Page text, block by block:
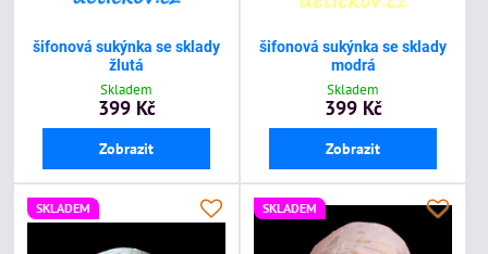
šifonová sukýnka se sklady
žlutá
Skladem
399 Kč
Zobrazit
šifonová sukýnka se sklady
modrá
Skladem
399 Kč
Zobrazit
SKLADEM SKLADEM